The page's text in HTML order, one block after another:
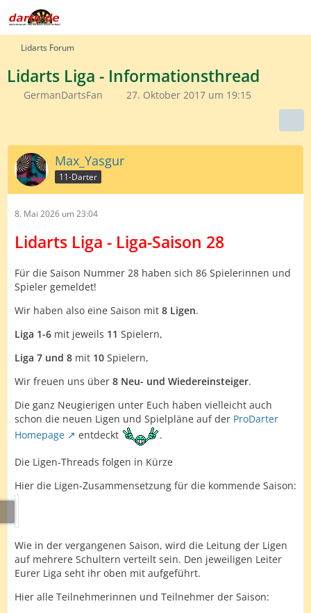
Lidarts Forum
Lidarts Liga - Informationsthread
GermanDartsFan 27. Oktober 2017 um 19:15
Max_Yasgur
11-Darter
8. Mai 2026 um 23:04
Lidarts Liga - Liga-Saison 28
Für die Saison Nummer 28 haben sich 86 Spielerinnen und
Spieler gemeldet!
Wir haben also eine Saison mit 8 Ligen.
Liga 1-6 mit jeweils 11 Spielern,
Liga 7 und 8 mit 10 Spielern,
Wir freuen uns über 8 Neu- und Wiedereinsteiger.
Die ganz Neugierigen unter Euch haben vielleicht auch
schon die neuen Ligen und Spielpläne auf der ProDarter
Homepage
entdeckt .
Die Ligen-Threads folgen in Kürze
Hier die Ligen-Zusammensetzung für die kommende Saison:
Wie in der vergangenen Saison, wird die Leitung der Ligen
auf mehrere Schultern verteilt sein. Den jeweiligen Leiter
Eurer Liga seht ihr oben mit aufgeführt.
Hier alle Teilnehmerinnen und Teilnehmer der Saison: